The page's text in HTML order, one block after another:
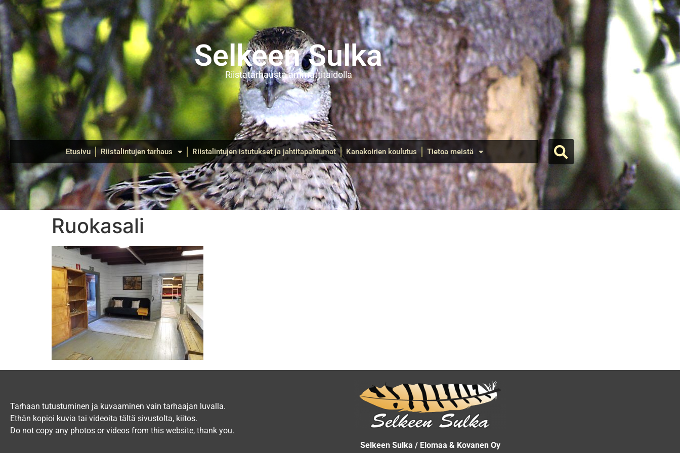
Selkeen Sulka
Riistatarhausta ammattitaidolla
Etusivu Riistalintujen tarhaus Riistalintujen istutukset ja jahtitapahtumat Kanakoirien koulutus Tietoa meistä
Ruokasali
Tarhaan tutustuminen ja kuvaaminen vain tarhaajan luvalla.
Ethän kopioi kuvia tai videoita tältä sivustolta, kiitos.
Do not copy any photos or videos from this website, thank you.
Selkeen Sulka / Elomaa & Kovanen Oy